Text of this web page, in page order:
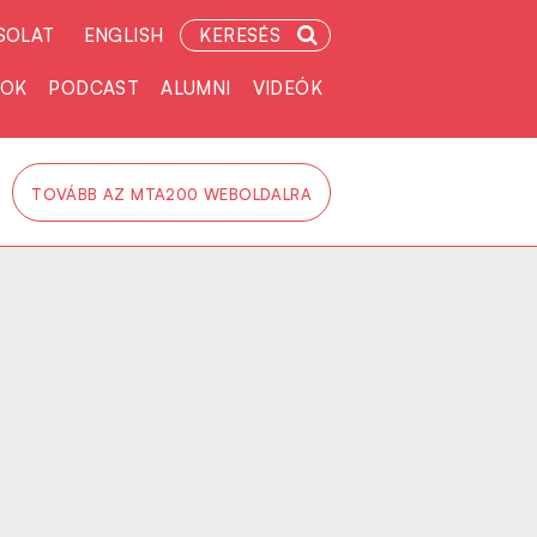
ENGLISH KERESÉS
PODCAST ALUMNI VIDEÓK
TOVÁBB AZ MTA200 WEBOLDALRA